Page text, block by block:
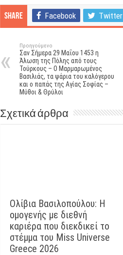
Share Facebook Twitter
Προηγούμενο
Σαν Σήμερα 29 Μαΐου 1453 η
Άλωση της Πόλης από τους
Τούρκους – Ο Μαρμαρωμένος
Βασιλιάς, τα ψάρια του καλόγερου
και ο παπάς της Αγίας Σοφίας –
Μύθοι & Θρύλοι
Σχετικά άρθρα
Ολίβια Βασιλοπούλου: Η
ομογενής με διεθνή
καριέρα που διεκδικεί το
στέμμα του Miss Universe
Greece 2026